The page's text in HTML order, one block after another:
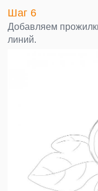
Шаг 6
Добавляем
линий.